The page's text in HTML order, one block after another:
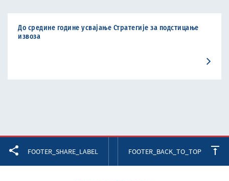
До средине године усвајање Стратегије за подстицање
извоза
FOOTER_SHARE_LABEL FOOTER_BACK_TO_TOP